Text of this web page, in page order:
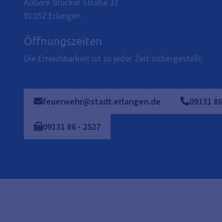
91052 Erlangen
Öffnungszeiten
Die Erreichbarkeit ist zu jeder Zeit sichergestellt.
feuerwehr@stadt.erlangen.de 09131 86
09131 86 - 2527